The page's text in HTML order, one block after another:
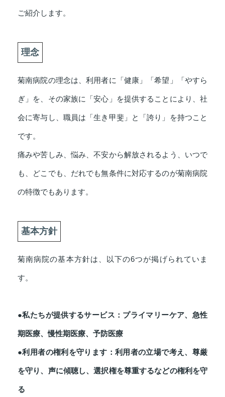
ご紹介します。
理念
菊南病院の理念は、利用者に「健康」「希望」「やすら
ぎ」を、その家族に「安心」を提供することにより、社
会に寄与し、職員は「生き甲斐」と「誇り」を持つこと
です。
痛みや苦しみ、悩み、不安から解放されるよう、いつで
も、どこでも、だれでも無条件に対応するのが菊南病院
の特徴でもあります。
基本方針
菊南病院の基本方針は、以下の6つが掲げられていま
す。
●私たちが提供するサービス：プライマリーケア、急性
期医療、慢性期医療、予防医療
●利用者の権利を守ります：利用者の立場で考え、尊厳
を守り、声に傾聴し、選択権を尊重するなどの権利を守
る